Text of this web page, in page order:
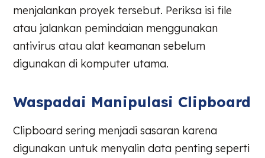
menjalankan proyek tersebut. Periksa isi file
atau jalankan pemindaian menggunakan
antivirus atau alat keamanan sebelum
digunakan di komputer utama.
Waspadai Manipulasi Clipboard
Clipboard sering menjadi sasaran karena
digunakan untuk menyalin data penting seperti